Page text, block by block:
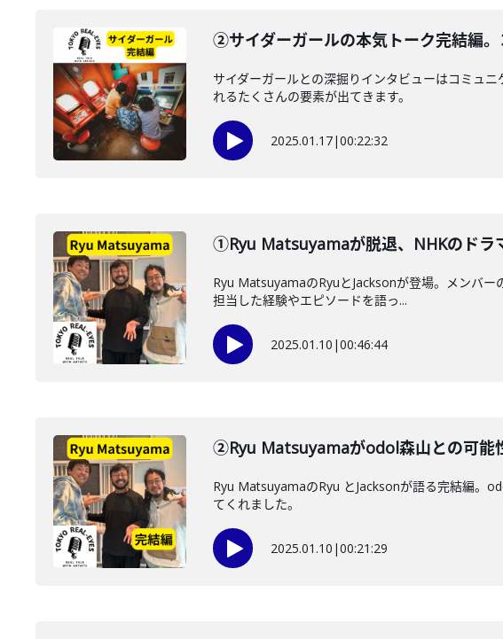
②サイダーガールの本気トーク完結編
サイダーガールとの深掘りインタビューはコミュ
れるたくさんの要素が出てきます。
2025.01.17|00:22:32
①Ryu Matsuyamaが脱退、NHKのドラ
Ryu MatsuyamaのRyuとJacksonが登場。メンバ
担当した経験やエピソードを語っ...
2025.01.10 |00:46:44
②Ryu Matsuyamaがodol森山との可能
Ryu MatsuyamaのRyu とJacksonが語る完結編。
てくれました。
2025.01.10 |00:21:29